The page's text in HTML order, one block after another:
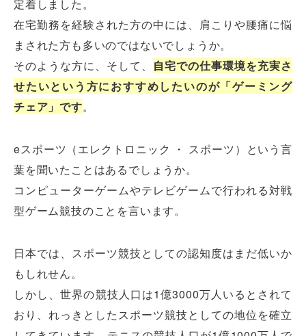
定着しました。
在宅勤務を経験された方の中には、肩こりや腰痛に悩
まされた方も多いのではないでしょうか。
そのような方に、そして、 自宅での仕事環境を充実さ
せたいという方におすすめしたいのが「ゲーミング
チェア」です。
eスポーツ（エレクトロニック ・ スポーツ）という言
葉を聞いたことはあるでしょうか。
コンピューターゲームやテレビゲームで行われる対戦
型ゲーム競技のことを言います。
日本では、スポーツ競技としての認知度はまだ低いか
もしれせん。
しかし、世界の競技人口は1億3000万人いるとされて
おり、れっきとしたスポーツ競技としての地位を確立